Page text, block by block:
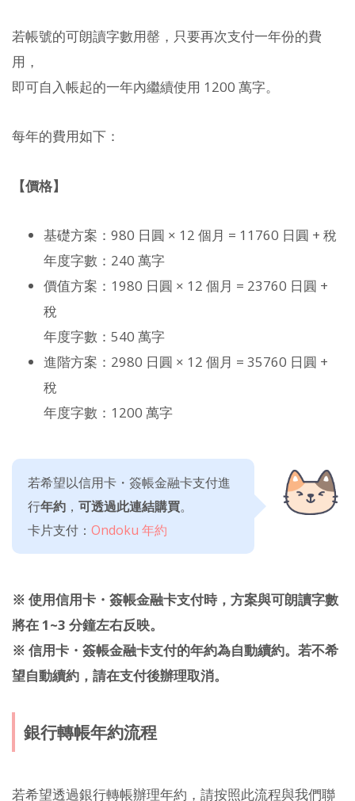
若帳號的可朗讀字數用罄，只要再次支付一年份的費
用，
即可自入帳起的一年內繼續使用 1200 萬字。
每年的費用如下：
【價格】
基礎方案：980 日圓 × 12 個月 = 11760 日圓 + 稅
年度字數：240 萬字
價值方案：1980 日圓 × 12 個月 = 23760 日圓 +
稅
年度字數：540 萬字
進階方案：2980 日圓 × 12 個月 = 35760 日圓 +
稅
年度字數：1200 萬字
若希望以信用卡・簽帳金融卡支付進
行年約 ， 可透過此連結購買。
卡片支付： Ondoku 年約
※ 使用信用卡・簽帳金融卡支付時，方案與可朗讀字數
將在 1~3 分鐘左右反映。
※ 信用卡・簽帳金融卡支付的年約為自動續約。若不希
望自動續約，請在支付後辦理取消。
銀行轉帳年約流程
若希望透過銀行轉帳辦理年約，請按照此流程與我們聯